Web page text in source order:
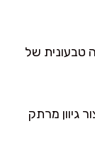
טבעונית של
גיוון מרתק